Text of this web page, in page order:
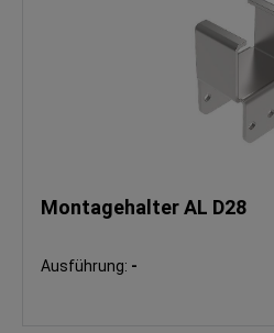
Montagehalter AL D28
Ausführung: -